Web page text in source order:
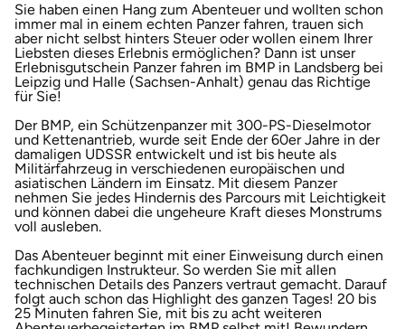
Sie haben einen Hang zum Abenteuer und wollten schon
immer mal in einem echten Panzer fahren, trauen sich
aber nicht selbst hinters Steuer oder wollen einem Ihrer
Liebsten dieses Erlebnis ermöglichen? Dann ist unser
Erlebnisgutschein Panzer fahren im BMP in Landsberg bei
Leipzig und Halle (Sachsen-Anhalt) genau das Richtige
für Sie!
Der BMP, ein Schützenpanzer mit 300-PS-Dieselmotor
und Kettenantrieb, wurde seit Ende der 60er Jahre in der
damaligen UDSSR entwickelt und ist bis heute als
Militärfahrzeug in verschiedenen europäischen und
asiatischen Ländern im Einsatz. Mit diesem Panzer
nehmen Sie jedes Hindernis des Parcours mit Leichtigkeit
und können dabei die ungeheure Kraft dieses Monstrums
voll ausleben.
Das Abenteuer beginnt mit einer Einweisung durch einen
fachkundigen Instrukteur. So werden Sie mit allen
technischen Details des Panzers vertraut gemacht. Darauf
folgt auch schon das Highlight des ganzen Tages! 20 bis
25 Minuten fahren Sie, mit bis zu acht weiteren
Hannover
Haßfurt
Heidelberg
Heidenheim
Heilbronn
Herzogenaurach